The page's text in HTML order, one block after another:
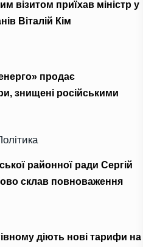
візитом приїхав міністр у
Віталій Кім
продає
знищені російськими
районної ради Сергій
склав повноваження
діють нові тарифи на